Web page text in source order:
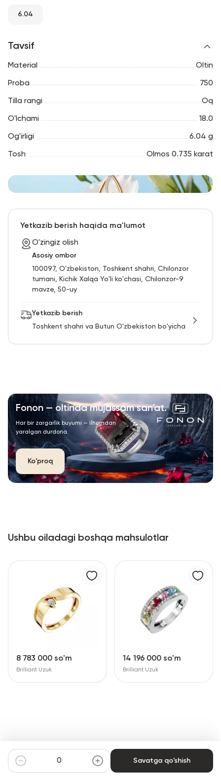
6.04
Tavsif
Material Oltin
Proba 750
Tilla rangi Oq
O'lchami 18.0
Og'irligi 6.04 g
Tosh Olmos 0.735 karat
Yetkazib berish haqida ma'lumot
O'zingiz olish
Asosiy ombor
100097, O'zbekiston, Toshkent shahri, Chilonzor
tumani, Kichik Xalqa Yo'li ko'chasi, Chilonzor-9
mavze, 50-uy
Yetkazib berish
Toshkent shahri va Butun O'zbekiston bo'yicha
Savatga qo'shish
Fonon — oltinda mujassam san’at.
Har bir zargarlik buyumi — ilhomdan
yaralgan durdona.
Ko'proq
Ushbu oiladagi boshqa mahsulotlar
8 783 000 so'm
Brilliant Uzuk
14 196 000 so'm
Brilliant Uzuk